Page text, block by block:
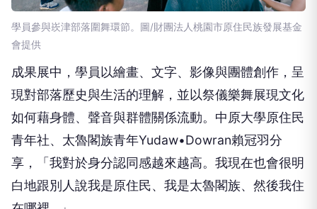
學員參與崁津部落圍舞環節。圖/財團法人桃園市原住民族發展基金
會提供
成果展中，學員以繪畫、文字、影像與團體創作，呈
現對部落歷史與生活的理解，並以祭儀樂舞展現文化
如何藉身體、聲音與群體關係流動。中原大學原住民
青年社、太魯閣族青年Yudaw•Dowran賴冠羽分
享，「我對於身分認同感越來越高。我現在也會很明
白地跟別人說我是原住民、我是太魯閣族、然後我住